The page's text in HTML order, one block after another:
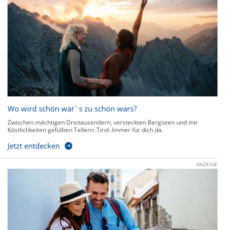
Wo wird schön wär`s zu schön wars?
Zwischen mächtigen Dreitausendern, versteckten Bergseen und mit
Köstlichkeiten gefüllten Tellern: Tirol. Immer für dich da.
Jetzt entdecken
ANZEIGE